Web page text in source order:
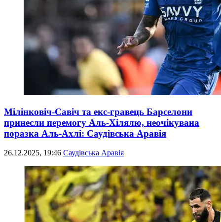
Мілінковіч-Савіч та екс-гравець Барселони
принесли перемогу Аль-Хілялю, неочікувана
поразка Аль-Ахлі: Саудівська Аравія
26.12.2025, 19:46 Саудівська Аравія